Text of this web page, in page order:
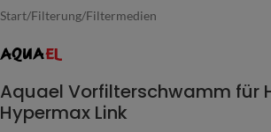
Start/Filterung/Filtermedien
Aquael Vorfilterschwamm für
Hypermax Link